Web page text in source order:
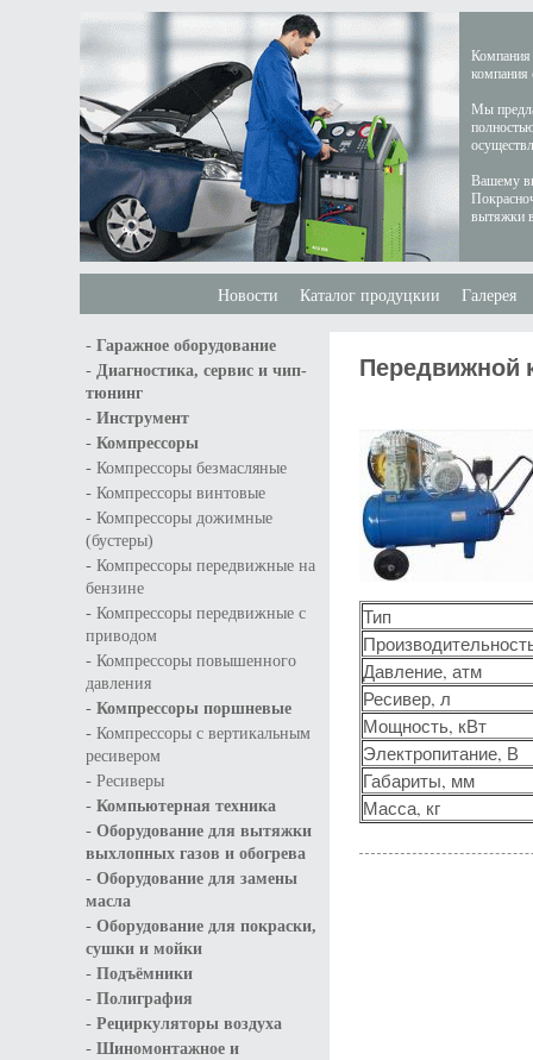
Компания
компания
Мы
Вашему
вытяжки
Новости Каталог продуцкии Галерея
- Гаражное оборудование
- Диагностика, сервис и чип-
тюнинг
- Инструмент
- Компрессоры
- Компрессоры безмасляные
- Компрессоры винтовые
- Компрессоры дожимные
(бустеры)
- Компрессоры передвижные на
бензине
- Компрессоры передвижные с
приводом
- Компрессоры повышенного
давления
- Компрессоры поршневые
- Компрессоры с вертикальным
ресивером
- Ресиверы
- Компьютерная техника
- Оборудование для вытяжки
выхлопных газов и обогрева
- Оборудование для замены
масла
- Оборудование для покраски,
сушки и мойки
- Подъёмники
- Полиграфия
- Рециркуляторы воздуха
- Шиномонтажное и
Передвижной
Тип
Давление, атм
Ресивер, л
Мощность, кВт
Электропитание, В
Габариты, мм
Масса, кг